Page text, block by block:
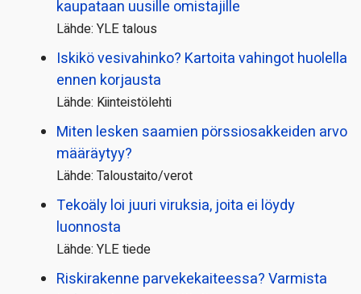
kaupataan uusille omistajille
Lähde: YLE talous
Iskikö vesivahinko? Kartoita vahingot huolella
ennen korjausta
Lähde: Kiinteistölehti
Miten lesken saamien pörssi­osakkeiden arvo
määräytyy?
Lähde: Taloustaito/verot
Tekoäly loi juuri viruksia, joita ei löydy
luonnosta
Lähde: YLE tiede
Riskirakenne parvekekaiteessa? Varmista